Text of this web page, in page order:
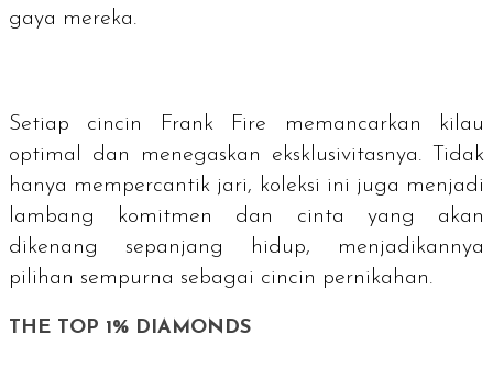
gaya mereka.
Setiap cincin Frank Fire memancarkan kilau
optimal dan menegaskan eksklusivitasnya. Tidak
hanya mempercantik jari, koleksi ini juga menjadi
lambang komitmen dan cinta yang akan
dikenang sepanjang hidup, menjadikannya
pilihan sempurna sebagai cincin pernikahan.
THE TOP 1% DIAMONDS